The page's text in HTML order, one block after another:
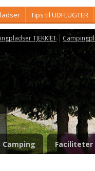
Tips til UDFLUGTER
TJEKKIET
Camping Faciliteter